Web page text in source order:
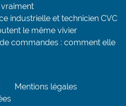
industrielle et technicien CVC
le même vivier
commandes : comment elle
Mentions légales